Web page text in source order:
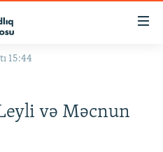
15:44
və Məcnun